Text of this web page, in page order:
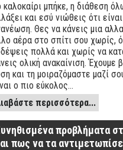
καλοκαίρι μπήκε, η διάθεση
και εσύ νιώθεις ότι
Θες να κάνεις μια
αέρα στο σπίτι σου χωρίς,
πολλά και χωρίς να
ολική ανακαίνιση. Έχουμε
και τη μοιραζόμαστε μαζί
ο πιο εύκολος…
περισσότερα...
προβλήματα
πως να τα